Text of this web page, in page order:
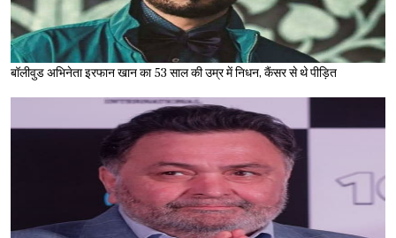
बॉलीवुड अभिनेता इरफान खान का 53 साल की उम्र में निधन, कैंसर से थे पीड़ित